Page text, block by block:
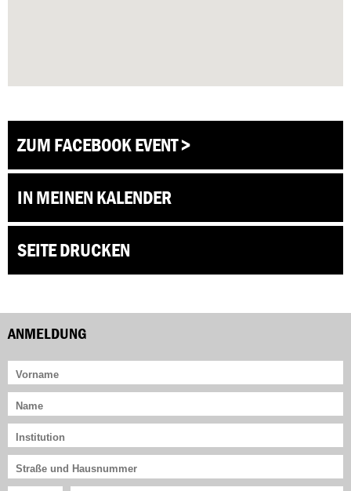
ZUM FACEBOOK EVENT >
IN MEINEN KALENDER
SEITE DRUCKEN
ANMELDUNG